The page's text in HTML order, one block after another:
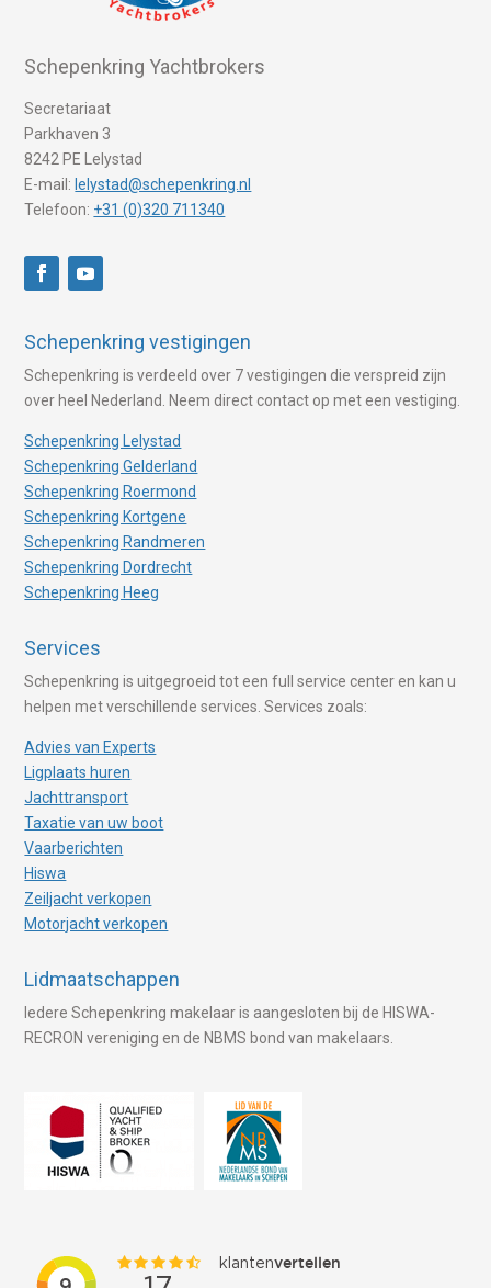
Schepenkring Yachtbrokers
Secretariaat
Parkhaven 3
8242 PE Lelystad
E-mail: lelystad@schepenkring.nl
Telefoon: +31 (0)320 711340
Schepenkring vestigingen
Schepenkring is verdeeld over 7 vestigingen die verspreid zijn
over heel Nederland. Neem direct contact op met een vestiging.
Schepenkring Lelystad
Schepenkring Gelderland
Schepenkring Roermond
Schepenkring Kortgene
Schepenkring Randmeren
Schepenkring Dordrecht
Schepenkring Heeg
Services
Schepenkring is uitgegroeid tot een full service center en kan u
helpen met verschillende services. Services zoals:
Advies van Experts
Ligplaats huren
Jachttransport
Taxatie van uw boot
Vaarberichten
Hiswa
Zeiljacht verkopen
Motorjacht verkopen
Lidmaatschappen
Iedere Schepenkring makelaar is aangesloten bij de HISWA-
RECRON vereniging en de NBMS bond van makelaars.